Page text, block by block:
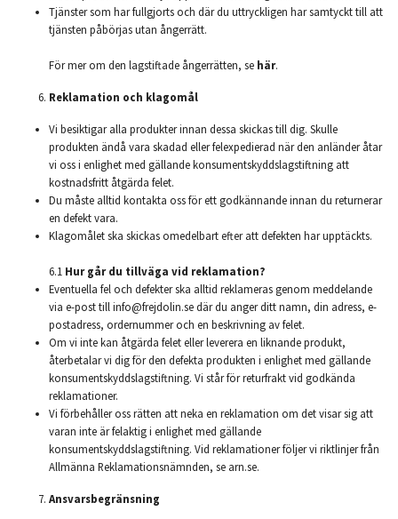
Tjänster som har fullgjorts och där du uttryckligen har samtyckt till att
tjänsten påbörjas utan ångerrätt.
För mer om den lagstiftade ångerrätten, se här.
Reklamation och klagomål
Vi besiktigar alla produkter innan dessa skickas till dig. Skulle
produkten ändå vara skadad eller felexpedierad när den anländer åtar
vi oss i enlighet med gällande konsumentskyddslagstiftning att
kostnadsfritt åtgärda felet.
Du måste alltid kontakta oss för ett godkännande innan du returnerar
en defekt vara.
Klagomålet ska skickas omedelbart efter att defekten har upptäckts.
6.1 Hur går du tillväga vid reklamation?
Eventuella fel och defekter ska alltid reklameras genom meddelande
via e-post till info@frejdolin.sedär du anger ditt namn, din adress, e-
postadress, ordernummer och en beskrivning av felet.
Om vi inte kan åtgärda felet eller leverera en liknande produkt,
återbetalar vi dig för den defekta produkten i enlighet med gällande
konsumentskyddslagstiftning. Vi står för returfrakt vid godkända
reklamationer.
Vi förbehåller oss rätten att neka en reklamation om det visar sig att
varan inte är felaktig i enlighet med gällande
konsumentskyddslagstiftning. Vid reklamationer följer vi riktlinjer från
Allmänna Reklamationsnämnden, se arn.se.
Ansvarsbegränsning